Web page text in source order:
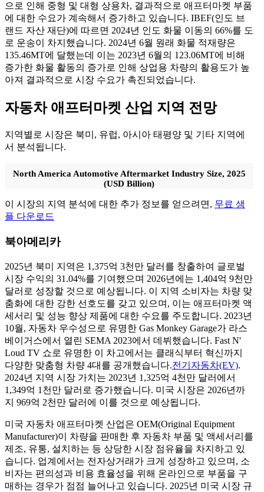
으로 인해 중형 및 대형 상용차, 결과적으로 애프터마켓 부품
에 대한 수요가 계속해서 증가하고 있습니다. IBEF(인도 브
랜드 자산 재단)에 따르면 2024년 인도 화물 이동의 66%를 도
로 운송이 차지했습니다. 2024년 6월 원래 화물 적재량은
135.46MT에 달했는데 이는 2023년 6월의 123.06MT에 비해
증가한 화물 활동의 증가로 인해 상업용 차량의 활용도가 높
아져 결과적으로 시장 수요가 촉진되었습니다.
자동차 애프터마켓 산업 지역 전망
지역별로 시장은 북미, 유럽, 아시아 태평양 및 기타 지역에
서 분석됩니다.
North America Automotive Aftermarket Industry Size, 2025
(USD Billion)
이 시장의 지역 분석에 대한 추가 정보를 얻으려면, 무료 샘
플 다운로드
북아메리카
2025년 북미 지역은 1,375억 3천만 달러를 창출하여 글로벌
시장 수익의 31.04%를 기여했으며 2026년에는 1,404억 9천만
달러로 성장할 것으로 예상됩니다. 이 지역 소비자는 차량 맞
춤화에 대한 강한 선호도를 갖고 있으며, 이는 애프터마켓 액
세서리 및 성능 향상 제품에 대한 수요를 주도합니다. 2023년
10월, 자동차 우수성으로 유명한 Gas Monkey Garage가 라스
베이거스에서 열린 SEMA 2023에서 데뷔했습니다. Fast N'
Loud TV 쇼로 유명한 이 차고에서는 클래식부터 혁신까지
다양한 맞춤형 차량 4대를 공개했습니다.전기자동차(EV).
2024년 지역 시장 가치는 2023년 1,325억 4천만 달러에서
1,349억 1천만 달러로 증가했습니다. 미국 시장은 2026년까
지 969억 2천만 달러에 이를 것으로 예상됩니다.
미국 자동차 애프터마켓 산업은 OEM(Original Equipment
Manufacturer)이 차량을 판매한 후 자동차 부품 및 액세서리를
제조, 유통, 설치하는 등 상당한 시장 점유율을 차지하고 있
습니다. 업계에서는 전자상거래가 크게 성장하고 있으며, 소
비자는 편의성과 비용 효율성을 위해 온라인으로 부품을 구
매하는 경우가 점점 늘어나고 있습니다. 2025년 미국 시장 규